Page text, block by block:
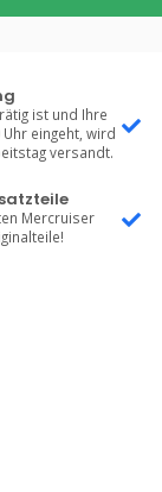
ist und Ihre
eingeht, wird
versandt.
Mercruiser